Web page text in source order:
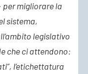
per migliorare la
sistema,
legislativo
che ci attendono:
l’etichettatura